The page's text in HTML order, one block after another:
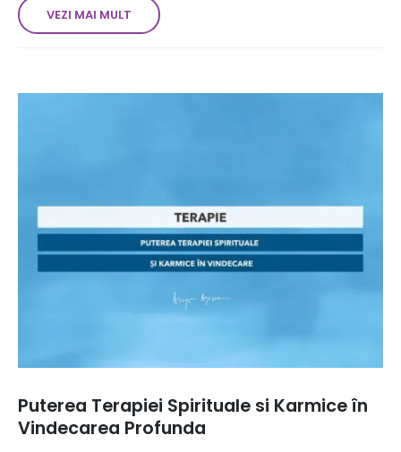
VEZI MAI MULT
Puterea Terapiei Spirituale si Karmice în
Vindecarea Profunda